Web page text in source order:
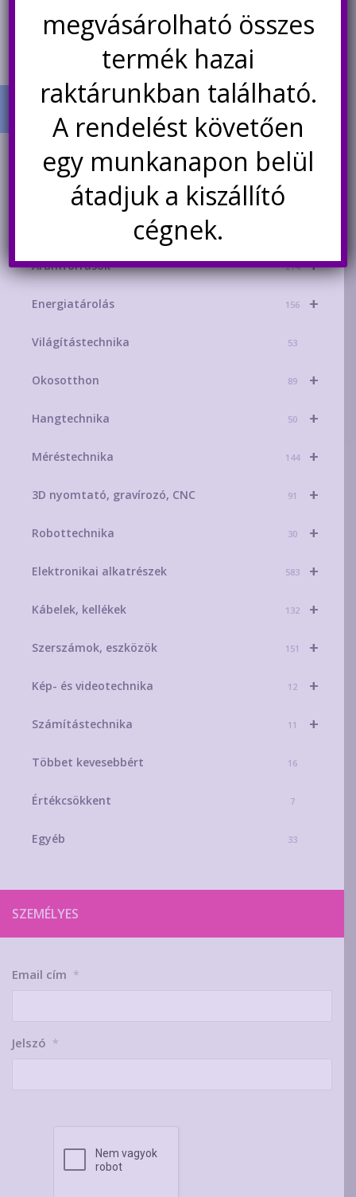
Kosárba teszem
1.250Ft
Opciók választása
a
TERMÉK KATEGÓRIÁK
AKCIÓS TERMÉKEK
Mikrokontroller-technika
+
Áramforrások 214
+
Energiatárolás 156
Világítástechnika 53
+
Okosotthon 89
+
Hangtechnika 50
+
Méréstechnika 144
+
3D nyomtató, gravírozó, CNC 91
+
Robottechnika 30
+
Elektronikai alkatrészek 583
+
Kábelek, kellékek 132
+
Szerszámok, eszközök 151
+
Kép- és videotechnika 12
+
Számítástechnika 11
Többet kevesebbért 16
Értékcsökkent 7
Egyéb 33
SZEMÉLYES
Email cím *
Jelszó *
megvásárolható összes
termék hazai
raktárunkban található.
A rendelést követően
egy munkanapon belül
átadjuk a kiszállító
cégnek.